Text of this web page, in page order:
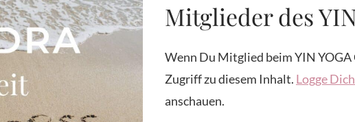
Mitglieder des
Wenn Du Mitglied beim YIN
Zugriff zu diesem Inhalt. Logge
anschauen.